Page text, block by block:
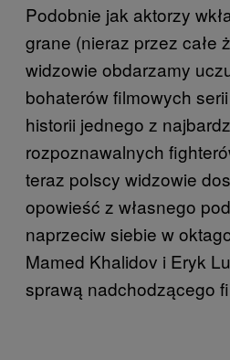
Podobnie jak aktorzy
grane (nieraz przez całe
widzowie obdarzamy
bohaterów filmowych
historii jednego z
rozpoznawalnych
teraz polscy widzowie
opowieść z własnego
naprzeciw siebie w
Mamed Khalidov i Eryk
sprawą nadchodzącego